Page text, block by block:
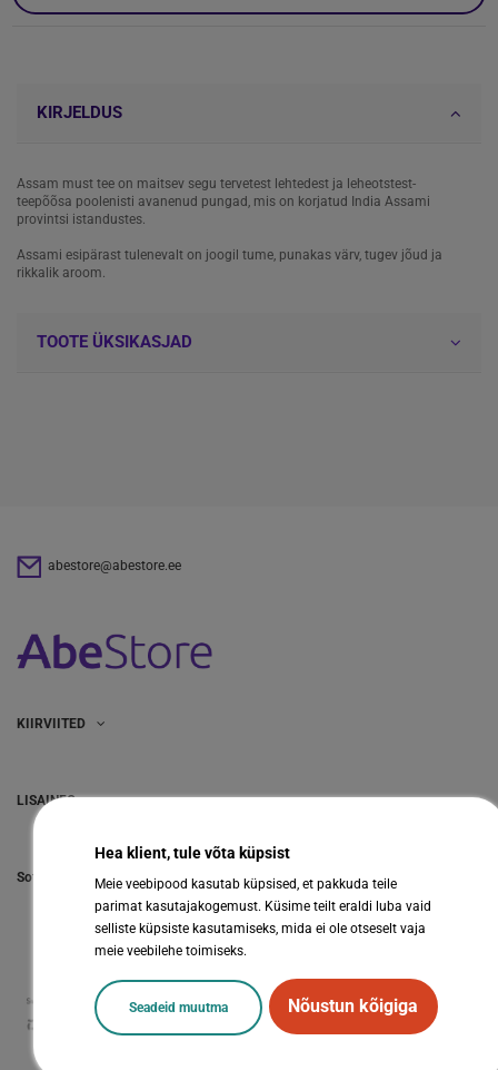
KIRJELDUS
Assam must tee on maitsev segu tervetest lehtedest ja leheotstest-
teepõõsa poolenisti avanenud pungad, mis on korjatud India Assami
provintsi istandustes.
Assami esipärast tulenevalt on joogil tume, punakas värv, tugev jõud ja
rikkalik aroom.
TOOTE ÜKSIKASJAD
abestore@abestore.ee
KIIRVIITED
LISAINFO
Hea klient, tule võta küpsist
Meie veebipood kasutab küpsised, et pakkuda teile
parimat kasutajakogemust. Küsime teilt eraldi luba vaid
selliste küpsiste kasutamiseks, mida ei ole otseselt vaja
meie veebilehe toimiseks.
Seadeid muutma Nõustun kõigiga
Sotsiaalmeedia